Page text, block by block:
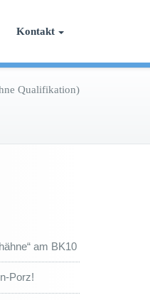
Kontakt
Qualifikation)
am BK10
Porz!